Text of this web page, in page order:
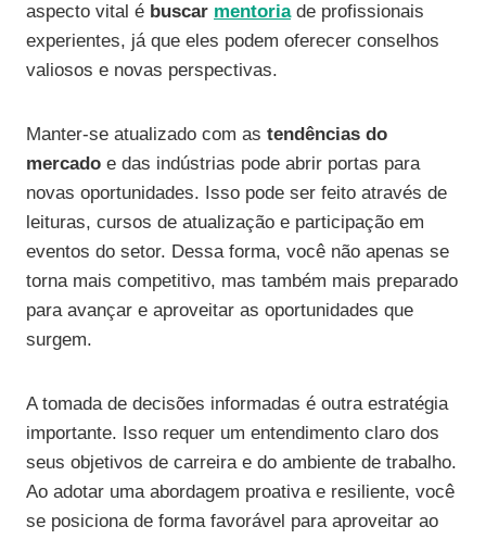
aspecto vital é buscar mentoriade profissionais
experientes, já que eles podem oferecer conselhos
valiosos e novas perspectivas.
Manter-se atualizado com as tendências do
mercado e das indústrias pode abrir portas para
novas oportunidades. Isso pode ser feito através de
leituras, cursos de atualização e participação em
eventos do setor. Dessa forma, você não apenas se
torna mais competitivo, mas também mais preparado
para avançar e aproveitar as oportunidades que
surgem.
A tomada de decisões informadas é outra estratégia
importante. Isso requer um entendimento claro dos
seus objetivos de carreira e do ambiente de trabalho.
Ao adotar uma abordagem proativa e resiliente, você
se posiciona de forma favorável para aproveitar ao